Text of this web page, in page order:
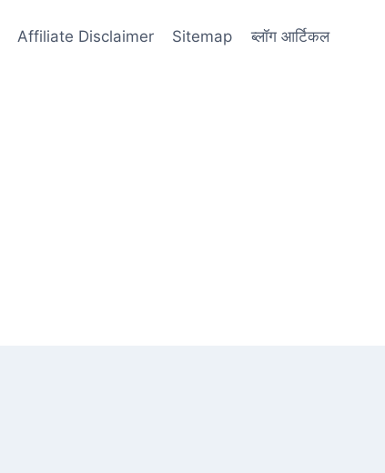
Affiliate Disclaimer Sitemap ब्लॉग आर्टिकल